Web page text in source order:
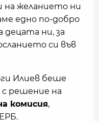
желанието ни
едно по-добро
децата ни, за
си във
Илиев беше
решение на
комисия,